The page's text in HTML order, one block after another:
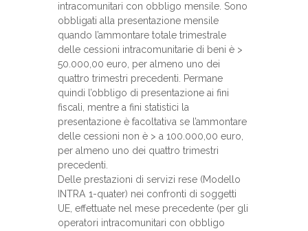
intracomunitari con obbligo mensile. Sono
obbligati alla presentazione mensile
quando l’ammontare totale trimestrale
delle cessioni intracomunitarie di beni è >
50.000,00 euro, per almeno uno dei
quattro trimestri precedenti. Permane
quindi l’obbligo di presentazione ai fini
fiscali, mentre a fini statistici la
presentazione è facoltativa se l’ammontare
delle cessioni non è > a 100.000,00 euro,
per almeno uno dei quattro trimestri
precedenti.
Delle prestazioni di servizi rese (Modello
INTRA 1-quater) nei confronti di soggetti
UE, effettuate nel mese precedente (per gli
operatori intracomunitari con obbligo